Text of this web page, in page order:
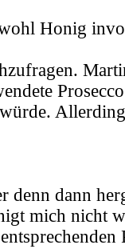
Honig
denn dann
mich nicht